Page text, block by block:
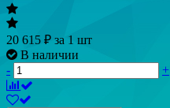
20 615 ₽ за 1 шт
В наличии
-
+